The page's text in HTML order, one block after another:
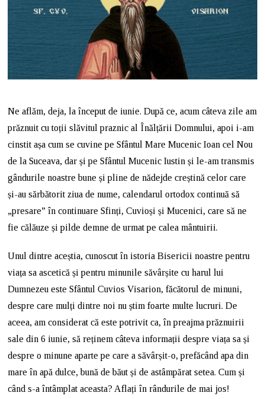
Ne aflăm, deja, la început de iunie. După ce, acum câteva zile am
prăznuit cu toții slăvitul praznic al Înălțării Domnului, apoi i-am
cinstit așa cum se cuvine pe Sfântul Mare Mucenic Ioan cel Nou
de la Suceava, dar și pe Sfântul Mucenic Iustin și le-am transmis
gândurile noastre bune și pline de nădejde creștină celor care
și-au sărbătorit ziua de nume, calendarul ortodox continuă să
„presare” în continuare Sfinți, Cuvioși și Mucenici, care să ne
fie călăuze și pilde demne de urmat pe calea mântuirii.
Unul dintre aceștia, cunoscut în istoria Bisericii noastre pentru
viața sa ascetică și pentru minunile săvârșite cu harul lui
Dumnezeu este Sfântul Cuvios Visarion, făcătorul de minuni,
despre care mulți dintre noi nu știm foarte multe lucruri. De
aceea, am considerat că este potrivit ca, în preajma prăznuirii
sale din 6 iunie, să reținem câteva informații despre viața sa și
despre o minune aparte pe care a săvârșit-o, prefăcând apa din
mare în apă dulce, bună de băut și de astâmpărat setea. Cum și
când s-a întâmplat aceasta? Aflați în rândurile de mai jos!